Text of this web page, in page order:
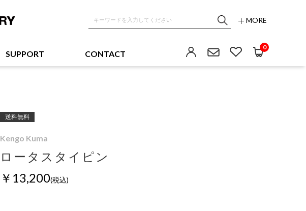
MORE
SUPPORT CONTACT
0
送料無料
Kengo Kuma
ロータスタイピン
￥13,200(税込)